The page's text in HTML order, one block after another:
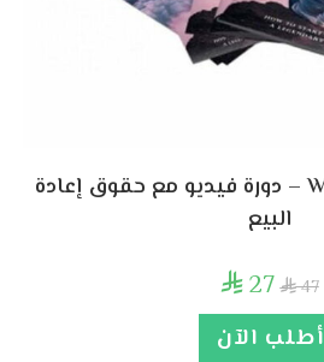
Wired for Greatness – دورة فيديو مع حقوق إعادة
البيع
47
27
أطلب الآن